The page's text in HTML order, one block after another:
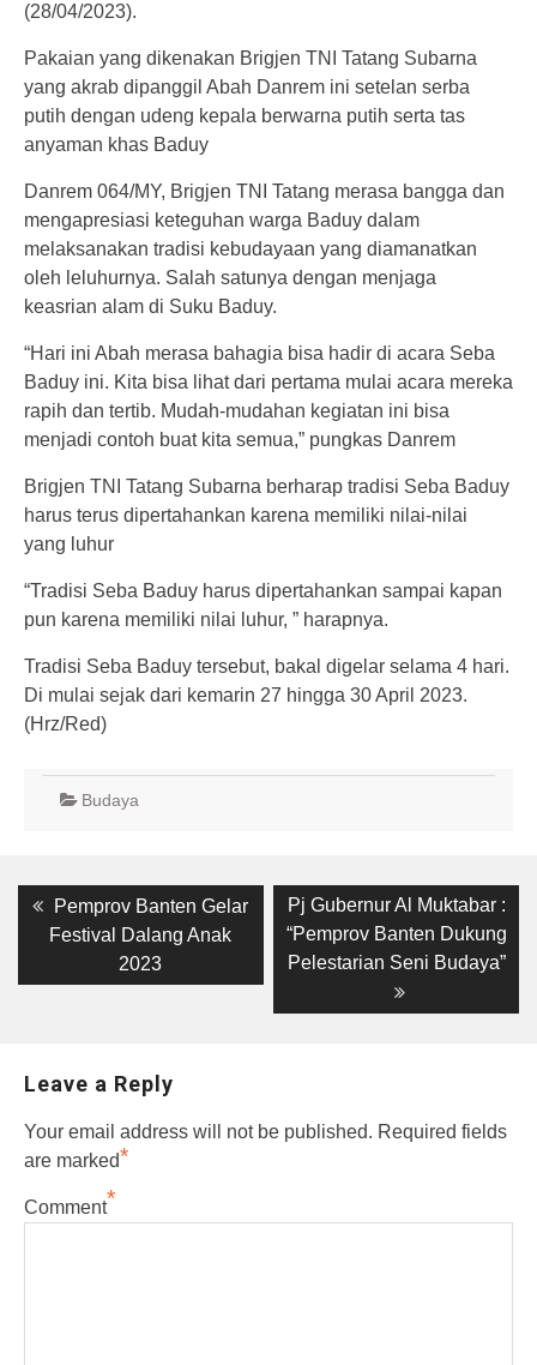
(28/04/2023).
Pakaian yang dikenakan Brigjen TNI Tatang Subarna
yang akrab dipanggil Abah Danrem ini setelan serba
putih dengan udeng kepala berwarna putih serta tas
anyaman khas Baduy
Danrem 064/MY, Brigjen TNI Tatang merasa bangga dan
mengapresiasi keteguhan warga Baduy dalam
melaksanakan tradisi kebudayaan yang diamanatkan
oleh leluhurnya. Salah satunya dengan menjaga
keasrian alam di Suku Baduy.
“Hari ini Abah merasa bahagia bisa hadir di acara Seba
Baduy ini. Kita bisa lihat dari pertama mulai acara mereka
rapih dan tertib. Mudah-mudahan kegiatan ini bisa
menjadi contoh buat kita semua,” pungkas Danrem
Brigjen TNI Tatang Subarna berharap tradisi Seba Baduy
harus terus dipertahankan karena memiliki nilai-nilai
yang luhur
“Tradisi Seba Baduy harus dipertahankan sampai kapan
pun karena memiliki nilai luhur, ” harapnya.
Tradisi Seba Baduy tersebut, bakal digelar selama 4 hari.
Di mulai sejak dari kemarin 27 hingga 30 April 2023.
(Hrz/Red)
Budaya
Post
navigation
Previous
post:
Pemprov Banten Gelar
Festival Dalang Anak
2023
Next
post:
Pj Gubernur Al Muktabar :
“Pemprov Banten Dukung
Pelestarian Seni Budaya”
Leave a Reply
Your email address will not be published. Required fields
are marked*
Comment*